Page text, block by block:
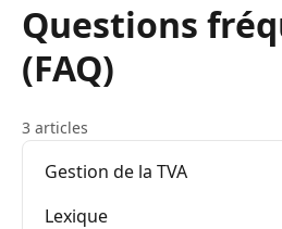
Questions
(FAQ)
3 articles
Gestion de la TVA
Lexique